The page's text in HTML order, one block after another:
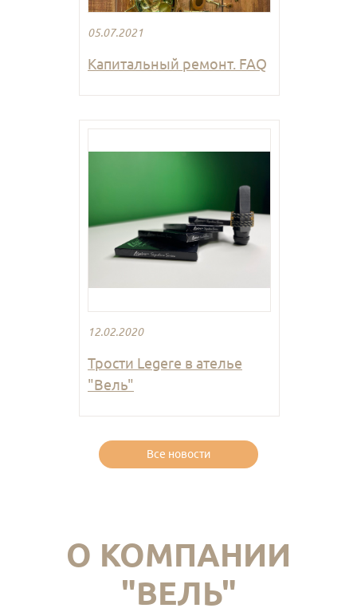
05.07.2021
Капитальный ремонт. FAQ
12.02.2020
Трости Legere в ателье
"Вель"
Все новости
О КОМПАНИИ
"ВЕЛЬ"